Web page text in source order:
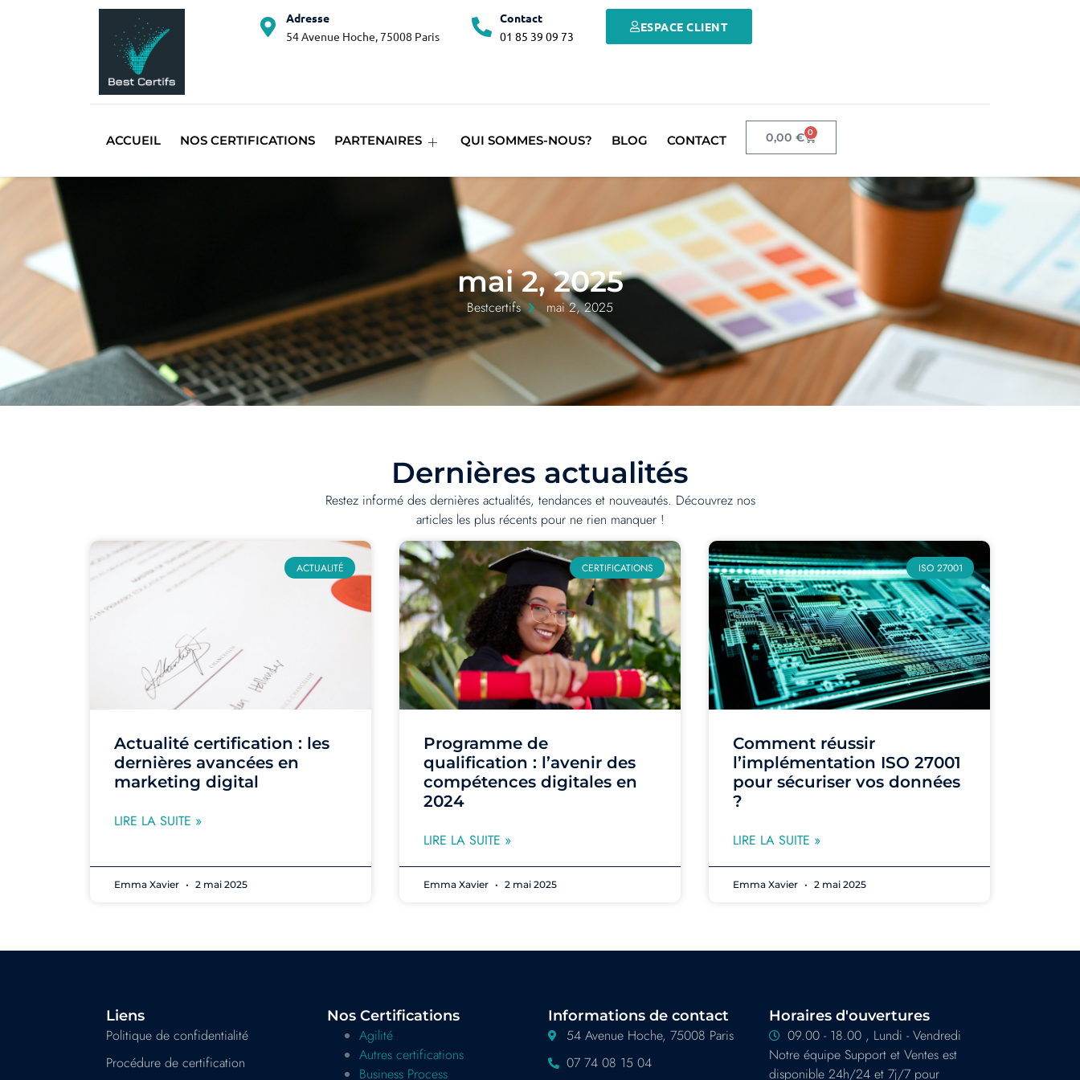
Adresse
54 Avenue Hoche, 75008 Paris
Contact
01 85 39 09 73
ESPACE CLIENT
ACCUEIL NOS CERTIFICATIONS PARTENAIRES QUI SOMMES-NOUS? BLOG CONTACT 0,00 € 0
mai 2, 2025
Bestcertifs mai 2, 2025
Dernières actualités
Restez informé des dernières actualités, tendances et nouveautés. Découvrez nos
articles les plus récents pour ne rien manquer !
ACTUALITÉ
Actualité certification : les
dernières avancées en
marketing digital
LIRE LA SUITE »
Emma Xavier 2 mai 2025
CERTIFICATIONS
Programme de
qualification : l’avenir des
compétences digitales en
2024
LIRE LA SUITE »
Emma Xavier 2 mai 2025
ISO 27001
Comment réussir
l’implémentation ISO 27001
pour sécuriser vos données
?
LIRE LA SUITE »
Emma Xavier 2 mai 2025
Liens
Politique de confidentialité
Procédure de certification
Nos Certifications
Agilité
Autres certifications
Business Process
Informations de contact
54 Avenue Hoche, 75008 Paris
07 74 08 15 04
Horaires d'ouvertures
09.00 - 18.00 , Lundi - Vendredi
Notre équipe Support et Ventes est
disponible 24h/24 et 7j/7 pour